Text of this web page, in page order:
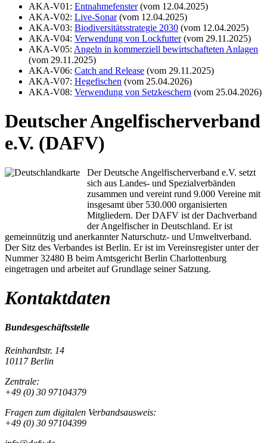
AKA-V01: Entnahmefenster(vom 12.04.2025)
AKA-V02: Live-Sonar(vom 12.04.2025)
AKA-V03: Biodiversitätsstrategie 2030 (vom 12.04.2025)
AKA-V04: Verwendung von Lockfutter(vom 29.11.2025)
AKA-V05: Angeln in kommerziell bewirtschafteten Anlagen
(vom 29.11.2025)
AKA-V06: Catch and Release (vom 29.11.2025)
AKA-V07: Hegefischen (vom 25.04.2026)
AKA-V08: Verwendung von Setzkeschern (vom 25.04.2026)
Deutscher Angelfischerverband
e.V. (DAFV)
Der Deutsche Angelfischerverband e.V. setzt
sich aus Landes- und Spezialverbänden
zusammen und vereint rund 9.000 Vereine mit
insgesamt über 530.000 organisierten
Mitgliedern. Der DAFV ist der Dachverband
der Angelfischer in Deutschland. Er ist
gemeinnützig und anerkannter Naturschutz- und Umweltverband.
Der Sitz des Verbandes ist Berlin. Er ist im Vereinsregister unter der
Nummer 32480 B beim Amtsgericht Berlin Charlottenburg
eingetragen und arbeitet auf Grundlage seiner Satzung.
Kontaktdaten
Bundesgeschäftsstelle
Reinhardtstr. 14
10117 Berlin
Zentrale:
+49 (0) 30 97104379
Fragen zum digitalen Verbandsausweis:
+49 (0) 30 97104399